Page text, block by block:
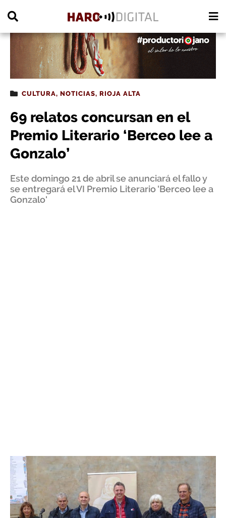
CULTURA, NOTICIAS, RIOJA ALTA
69 relatos concursan en el
Premio Literario ‘Berceo lee a
Gonzalo’
Este domingo 21 de abril se anunciará el fallo y
se entregará el VI Premio Literario 'Berceo lee a
Gonzalo'